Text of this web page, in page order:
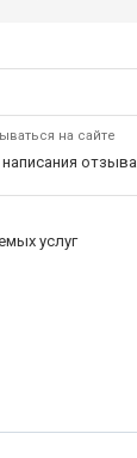
на сайте
отзыва
услуг